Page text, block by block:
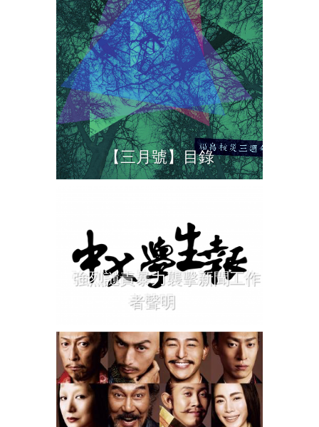
【三月號】目錄
強烈讉責暴力襲擊新聞工作
者聲明